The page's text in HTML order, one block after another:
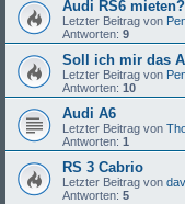
Audi RS6 mieten?
Letzter Beitrag von
Antworten: 9
Soll ich mir das
Letzter Beitrag von
Antworten: 10
Audi A6
Letzter Beitrag von
Antworten: 1
RS 3 Cabrio
Letzter Beitrag von
Antworten: 5